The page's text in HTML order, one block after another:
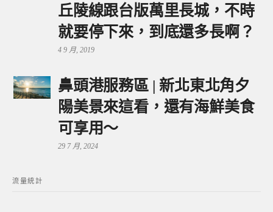
丘陵線跟台版萬里長城，不時
就要停下來，到底還多長啊？
4 9 月, 2019
鼻頭港服務區 | 新北東北角夕
陽美景來這看，還有海鮮美食
可享用～
29 7 月, 2024
流量統計